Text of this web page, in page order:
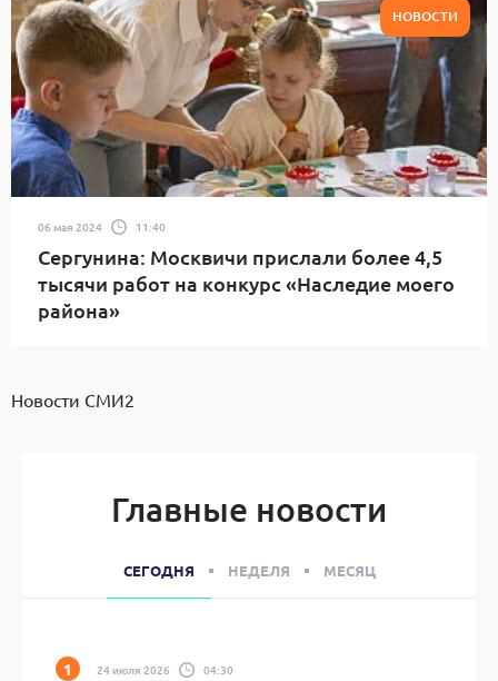
НОВОСТИ
06 мая 2024 11:40
Сергунина: Москвичи прислали более 4,5
тысячи работ на конкурс «Наследие моего
района»
Новости СМИ2
Главные новости
СЕГОДНЯ НЕДЕЛЯ МЕСЯЦ
24 июля 2026 04:30